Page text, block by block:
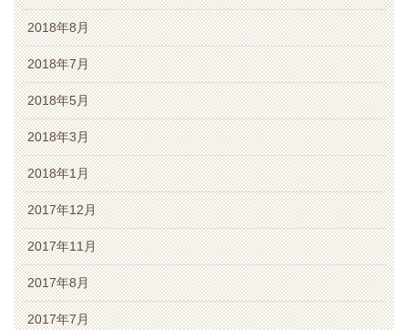
2018年8月
2018年7月
2018年5月
2018年3月
2018年1月
2017年12月
2017年11月
2017年8月
2017年7月